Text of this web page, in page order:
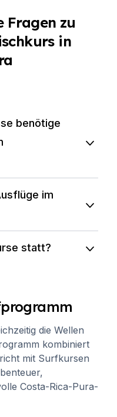
Fragen zu
in
benötige
im
statt?
die Wellen
kombiniert
mit Surfkursen
Costa-Rica-Pura-